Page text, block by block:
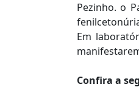
Pezinho. o
Em
Confira a